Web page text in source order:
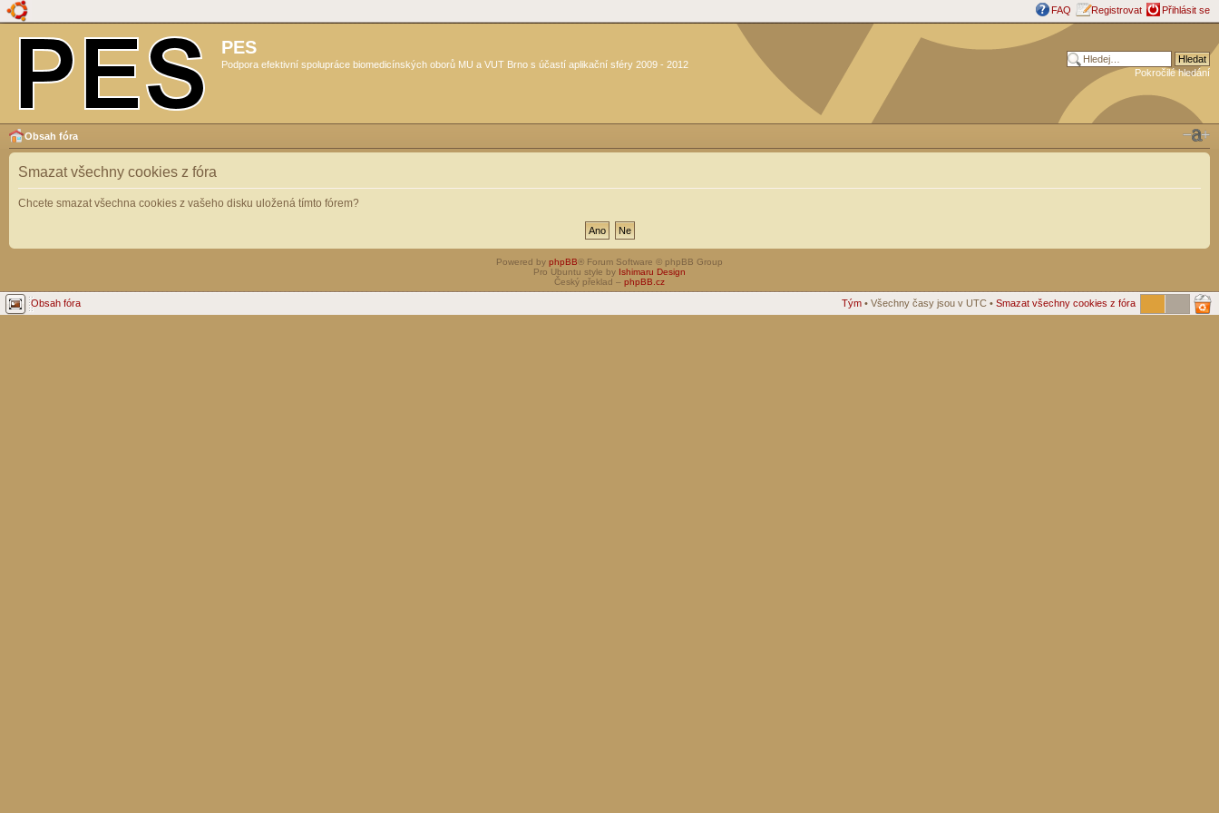
FAQ Registrovat Přihlásit se
PES
Podpora efektivní spolupráce biomedicínských oborů MU a VUT Brno s účastí aplikační sféry 2009 - 2012
Pokročilé hledání
Obsah fóra
Smazat všechny cookies z fóra
Chcete smazat všechna cookies z vašeho disku uložená tímto fórem?
Powered by phpBB® Forum Software © phpBB Group
Pro Ubuntu style by Ishimaru Design
Český překlad – phpBB.cz
Obsah fóra Tým • Všechny časy jsou v UTC • Smazat všechny cookies z fóra